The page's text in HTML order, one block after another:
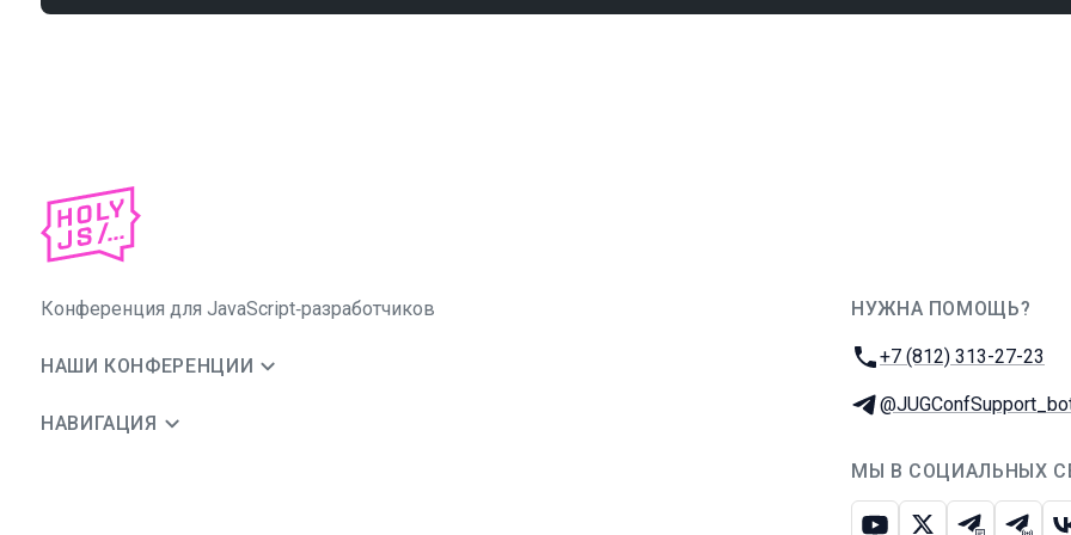
Конференция для JavaScript‑разработчиков
НАШИ КОНФЕРЕНЦИИ
НАВИГАЦИЯ
НУЖНА ПОМОЩЬ?
Телефон:
+7 (812) 313-27-23
Телеграм:
МЫ В СОЦИАЛЬНЫХ